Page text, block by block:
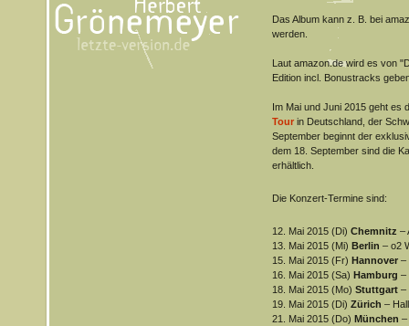
Das Album kann z. B. bei
werden.
Laut amazon.de wird es von
Edition incl. Bonustracks
Im Mai und Juni 2015 geht es
Tourin Deutschland, der
September beginnt der
dem 18. September sind die
erhältlich.
Die Konzert-Termine sind:
12. Mai 2015 (Di) Chemnitz –
13. Mai 2015 (Mi) Berlin – o2
15. Mai 2015 (Fr) Hannover –
16. Mai 2015 (Sa) Hamburg –
18. Mai 2015 (Mo) Stuttgart –
19. Mai 2015 (Di) Zürich –
21. Mai 2015 (Do) München –